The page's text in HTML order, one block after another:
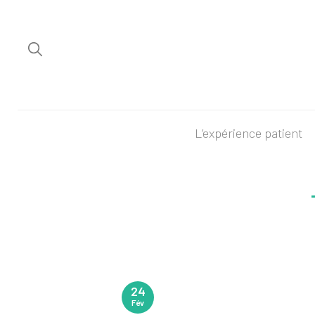
L’expérience patient
24
Fév